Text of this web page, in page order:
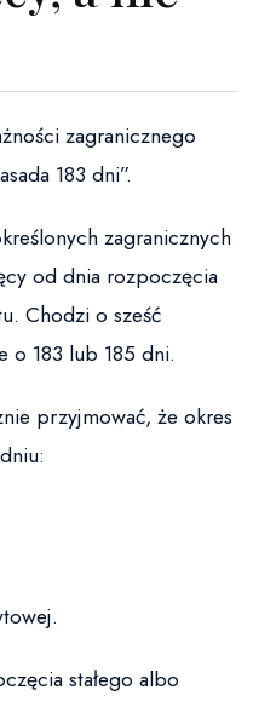
zagranicznego
183 dni”.
zagranicznych
od dnia rozpoczęcia
Chodzi o sześć
o 183 lub 185 dni.
przyjmować, że okres
stałego albo